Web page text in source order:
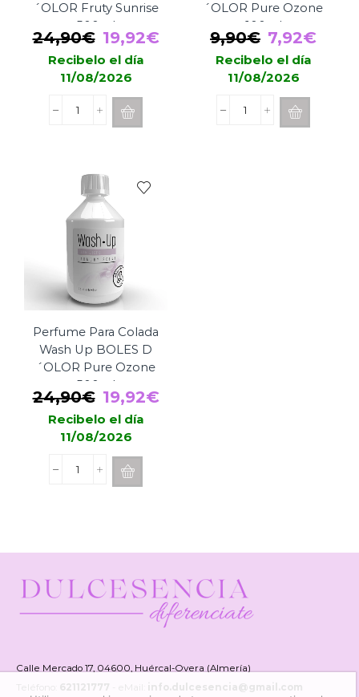
´OLOR Fruty Sunrise
500ml
24,90€ El
precio
original
era:
24,90€.
19,92€El
Recibelo el día
11/08/2026
Perfume
Up
BOLES
D
´OLOR
Fruty
Sunrise
500ml
cantidad
´OLOR Pure Ozone
100ml
9,90€ El
precio
original
era:
9,90€.
7,92€El
Recibelo el día
11/08/2026
Perfume
Perfume Para Colada
Wash Up BOLES D
´OLOR Pure Ozone
500ml
24,90€ El
precio
original
era:
24,90€.
19,92€El
Recibelo el día
11/08/2026
Perfume
BOLES
´OLOR
Pure
Ozone
Calle Mercado 17, 04600, Huércal-Overa (Almería)
Teléfono: 621121777 info.dulcesencia@gmail.com